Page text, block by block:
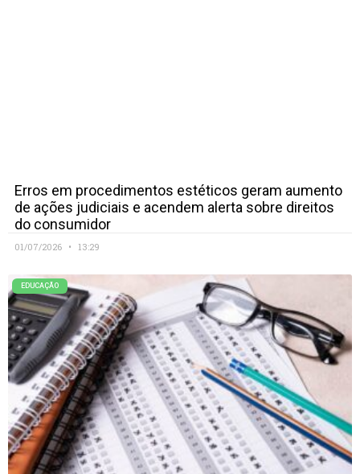
Erros em procedimentos estéticos geram aumento
de ações judiciais e acendem alerta sobre direitos
do consumidor
01/07/2026 13:29
EDUCAÇÃO